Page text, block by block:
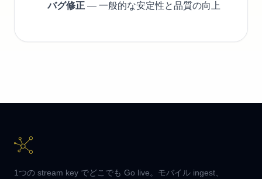
バグ修正 — 一般的な安定性と品質の向上
1つの stream key でどこでも Go live。モバイル ingest、